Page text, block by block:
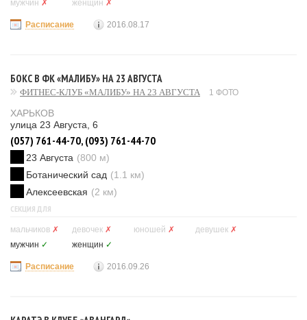
мужчин ✗ женщин ✗
Расписание 2016.08.17
БОКС В ФК «МАЛИБУ» НА 23 АВГУСТА
ФИТНЕС-КЛУБ «МАЛИБУ» НА 23 АВГУСТА 1 ФОТО
ХАРЬКОВ
улица 23 Августа, 6
(057) 761-44-70, (093) 761-44-70
23 Августа (800 м)
Ботанический сад (1.1 км)
Алексеевская (2 км)
СЕКЦИЯ ДЛЯ
мальчиков ✗ девочек ✗ юношей ✗ девушек ✗
мужчин ✓ женщин ✓
Расписание 2016.09.26